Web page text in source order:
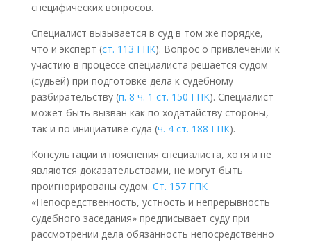
специфических вопросов.
Специалист вызывается в суд в том же порядке,
что и эксперт (ст. 113 ГПК). Вопрос о привлечении к
участию в процессе специалиста решается судом
(судьей) при подготовке дела к судебному
разбирательству (п. 8 ч. 1 ст. 150 ГПК). Специалист
может быть вызван как по ходатайству стороны,
так и по инициативе суда (ч. 4 ст. 188 ГПК).
Консультации и пояснения специалиста, хотя и не
являются доказательствами, не могут быть
проигнорированы судом. Ст. 157 ГПК
«Непосредственность, устность и непрерывность
судебного заседания» предписывает суду при
рассмотрении дела обязанность непосредственно